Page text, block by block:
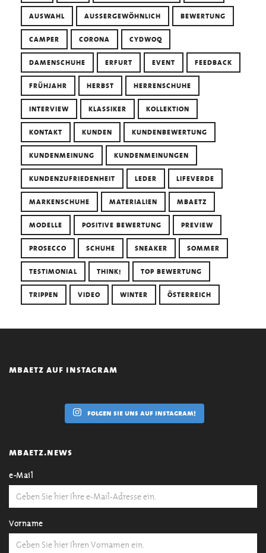
AUSWAHL AUSSERGEWÖHNLICH BEWERTUNG
CAMPER CORONA CYDWOQ
DAMENSCHUHE ERFURT EVENT FEEDBACK
FRÜHJAHR HERBST HERRENSCHUHE
INTERVIEW KLASSIKER KOLLEKTION
KONTAKT KUNDEN KUNDENBEWERTUNG
KUNDENMEINUNG KUNDENMEINUNGEN
KUNDENZUFRIEDENHEIT LEDER LIFEVERDE
MARKENSCHUHE MATERIALIEN MBAETZ
MODELLE POSITIVE BEWERTUNG PREVIEW
PROSECCO SCHUHE SNEAKER SOMMER
TESTIMONIAL THINK! TOP BEWERTUNG
TRIPPEN VIDEO WINTER ÖSTERREICH
mbaetz auf instagram
folgen sie uns auf instagram!
mbaetz.news
e-Mail
Vorname